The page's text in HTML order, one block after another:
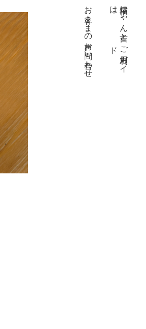
猫屋に
ゃ
ん
吉と
は
ご
利用ガ
イ
ド
お客さまの声
お問い合わせ